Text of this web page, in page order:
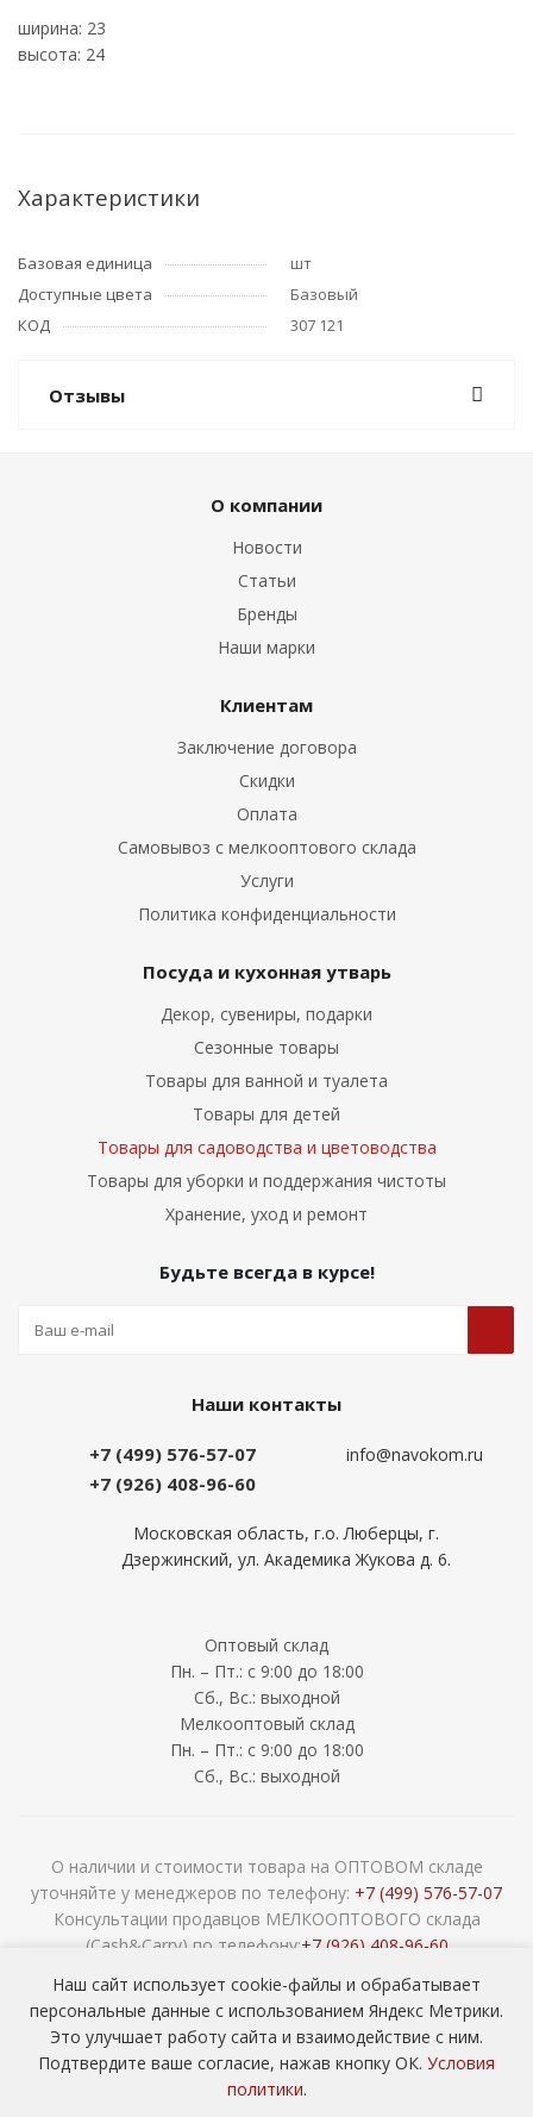
ширина: 23
высота: 24
Характеристики
Базовая единица
шт
Доступные цвета
Базовый
КОД
307 121
Отзывы
О компании
Новости
Статьи
Бренды
Наши марки
Клиентам
Заключение договора
Скидки
Оплата
Самовывоз с мелкооптового склада
Услуги
Политика конфиденциальности
Посуда и кухонная утварь
Декор, сувениры, подарки
Сезонные товары
Товары для ванной и туалета
Товары для детей
Товары для садоводства и цветоводства
Товары для уборки и поддержания чистоты
Хранение, уход и ремонт
Будьте всегда в курсе!
Наши контакты
+7 (499) 576-57-07
+7 (926) 408-96-60
info@navokom.ru
Московская область, г.о. Люберцы, г.
Дзержинский, ул. Академика Жукова д. 6.
Оптовый склад
Пн. – Пт.: с 9:00 до 18:00
Сб., Вс.: выходной
Мелкооптовый склад
Пн. – Пт.: с 9:00 до 18:00
Сб., Вс.: выходной
О наличии и стоимости товара на ОПТОВОМ складе
уточняйте у менеджеров по телефону: +7 (499) 576-57-07
Консультации продавцов МЕЛКООПТОВОГО склада
(Cash&Carry) по телефону:+7 (926) 408-96-60
сада ОПТОМ
Наш сайт использует cookie-файлы и обрабатывает
персональные данные с использованием Яндекс Метрики.
Это улучшает работу сайта и взаимодействие с ним.
Подтвердите ваше согласие, нажав кнопку ОК. Условия
политики.